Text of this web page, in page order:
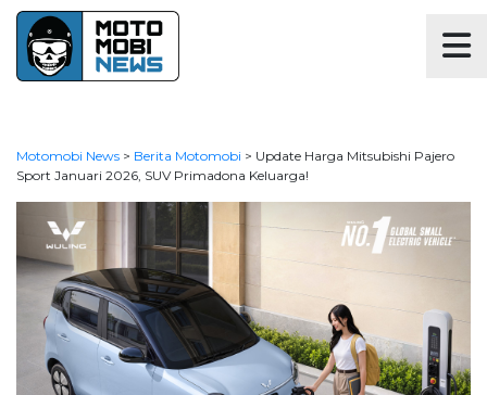
Motomobi News > Berita Motomobi > Update Harga Mitsubishi Pajero
Sport Januari 2026, SUV Primadona Keluarga!